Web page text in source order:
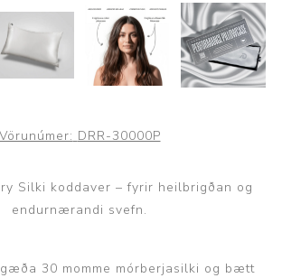
Vörunúmer: DRR-30000P
Silki koddaver – fyrir heilbrigðan og
endurnærandi svefn.
30 momme mórberjasilki og bætt